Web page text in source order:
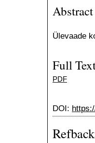
Abstract
Ülevaade
Full
PDF
DOI: